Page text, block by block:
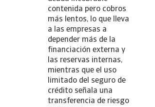
contenida pero cobros
más lentos, lo que lleva
a las empresas a
depender más de la
financiación externa y
las reservas internas,
mientras que el uso
limitado del seguro de
crédito señala una
transferencia de riesgo